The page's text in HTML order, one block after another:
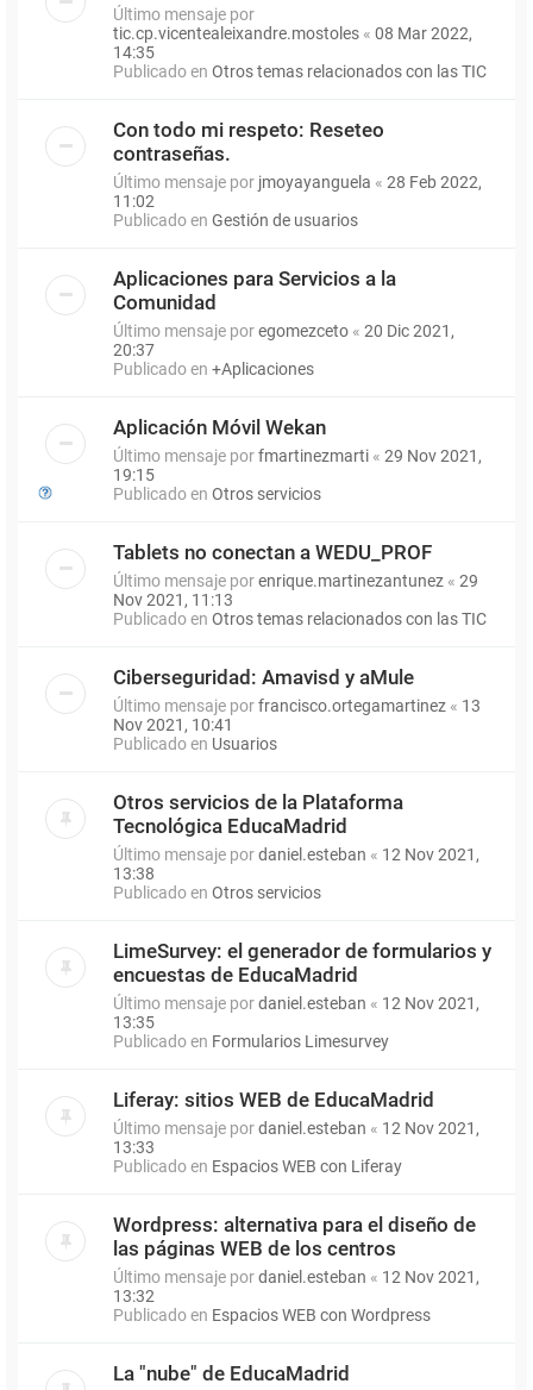
Último mensaje por
tic.cp.vicentealeixandre.mostoles « 08 Mar 2022,
14:35
Publicado en Otros temas relacionados con las TIC
Con todo mi respeto: Reseteo
contraseñas.
Último mensaje por jmoyayanguela « 28 Feb 2022,
11:02
Publicado en Gestión de usuarios
Aplicaciones para Servicios a la
Comunidad
Último mensaje poregomezceto « 20 Dic 2021,
20:37
Publicado en +Aplicaciones
Aplicación Móvil Wekan
Último mensaje porfmartinezmarti « 29 Nov 2021,
19:15
Publicado en Otros servicios
Tablets no conectan a WEDU_PROF
Último mensaje porenrique.martinezantunez « 29
Nov 2021, 11:13
Publicado en Otros temas relacionados con las TIC
Ciberseguridad: Amavisd y aMule
Último mensaje porfrancisco.ortegamartinez « 13
Nov 2021, 10:41
Publicado en Usuarios
Otros servicios de la Plataforma
Tecnológica EducaMadrid
Último mensaje pordaniel.esteban « 12 Nov 2021,
13:38
Publicado en Otros servicios
LimeSurvey: el generador de formularios y
encuestas de EducaMadrid
Último mensaje pordaniel.esteban « 12 Nov 2021,
13:35
Publicado en Formularios Limesurvey
Liferay: sitios WEB de EducaMadrid
Último mensaje pordaniel.esteban « 12 Nov 2021,
13:33
Publicado en Espacios WEB con Liferay
Wordpress: alternativa para el diseño de
las páginas WEB de los centros
Último mensaje pordaniel.esteban « 12 Nov 2021,
13:32
Publicado en Espacios WEB con Wordpress
La "nube" de EducaMadrid